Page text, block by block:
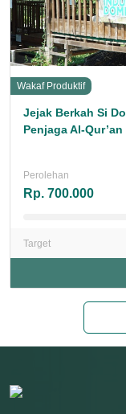
Wakaf Produktif
Jejak Berkah Si
Penjaga Al-Qur’an
Perolehan
Rp. 700.000
Target